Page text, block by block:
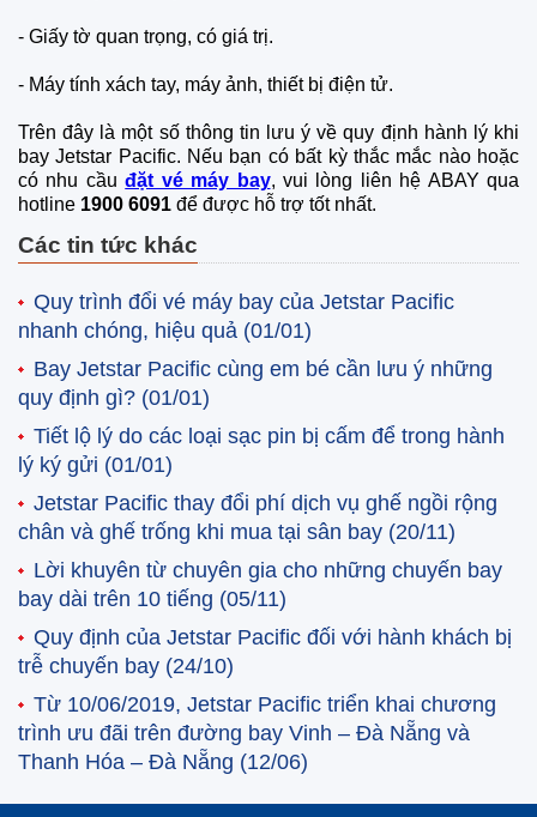
- Giấy tờ quan trọng, có giá trị.
- Máy tính xách tay, máy ảnh, thiết bị điện tử.
Trên đây là một số thông tin lưu ý về quy định hành lý khi
bay Jetstar Pacific. Nếu bạn có bất kỳ thắc mắc nào hoặc
có nhu cầuđặt vé máy bay, vui lòng liên hệ ABAY qua
hotline 1900 6091 để được hỗ trợ tốt nhất.
Các tin tức khác
Quy trình đổi vé máy bay của Jetstar Pacific
nhanh chóng, hiệu quả (01/01)
Bay Jetstar Pacific cùng em bé cần lưu ý những
quy định gì? (01/01)
Tiết lộ lý do các loại sạc pin bị cấm để trong hành
lý ký gửi (01/01)
Jetstar Pacific thay đổi phí dịch vụ ghế ngồi rộng
chân và ghế trống khi mua tại sân bay (20/11)
Lời khuyên từ chuyên gia cho những chuyến bay
bay dài trên 10 tiếng (05/11)
Quy định của Jetstar Pacific đối với hành khách bị
trễ chuyến bay (24/10)
Từ 10/06/2019, Jetstar Pacific triển khai chương
trình ưu đãi trên đường bay Vinh – Đà Nẵng và
Thanh Hóa – Đà Nẵng (12/06)